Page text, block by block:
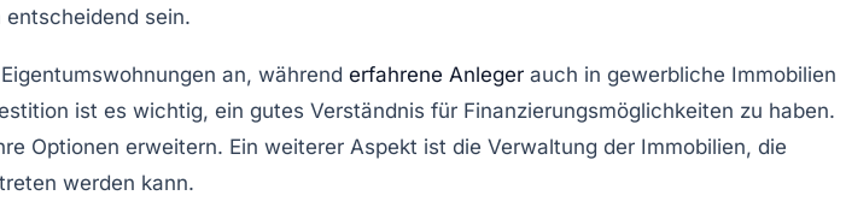
sein.
Eigentumswohnungen an, während erfahrene Anleger auch in gewerbliche Immobilien
ist es wichtig, ein gutes Verständnis für Finanzierungsmöglichkeiten zu haben.
Optionen erweitern. Ein weiterer Aspekt ist die Verwaltung der Immobilien, die
werden kann.